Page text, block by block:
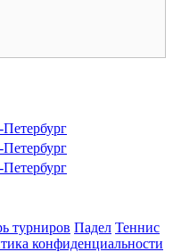
турниров Падел Теннис
конфиденциальности